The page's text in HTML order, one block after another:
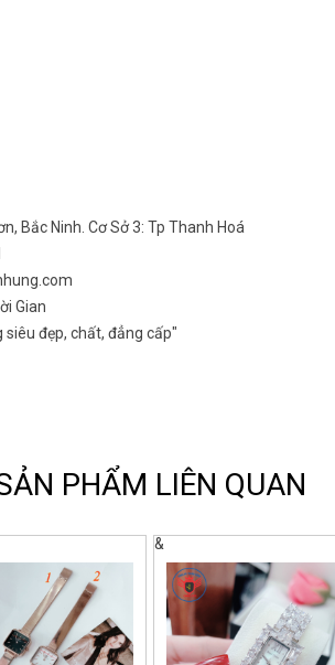
Bắc Ninh. Cơ Sở 3: Tp Thanh Hoá
Gian
đẹp, chất, đẳng cấp"
PHẨM LIÊN QUAN
&